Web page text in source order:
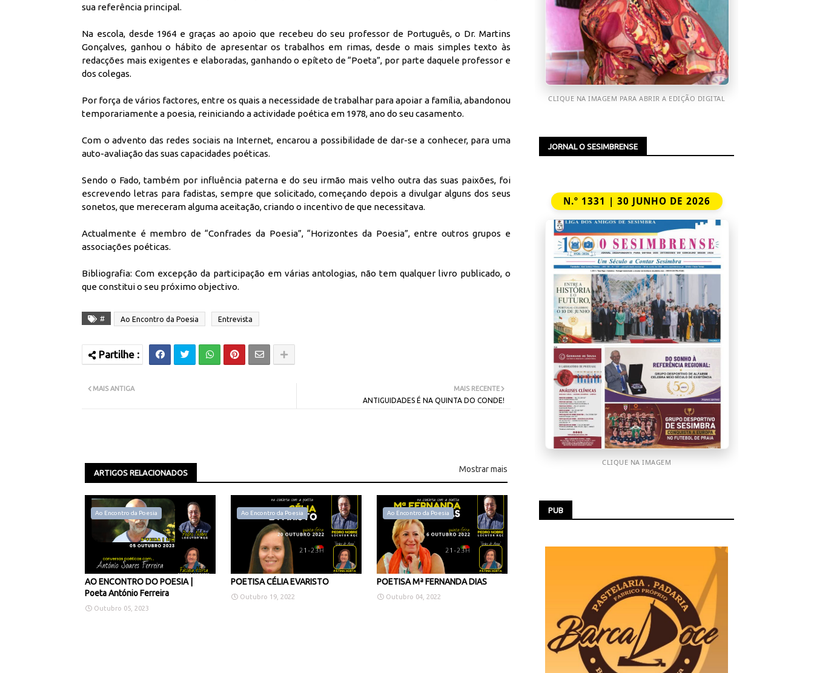
sua referência principal.
Na escola, desde 1964 e graças ao apoio que recebeu do seu professor de Português, o Dr. Martins
Gonçalves, ganhou o hábito de apresentar os trabalhos em rimas, desde o mais simples texto às
redacções mais exigentes e elaboradas, ganhando o epíteto de “Poeta”, por parte daquele professor e
dos colegas.
Por força de vários factores, entre os quais a necessidade de trabalhar para apoiar a família, abandonou
temporariamente a poesia, reiniciando a actividade poética em 1978, ano do seu casamento.
Com o advento das redes sociais na Internet, encarou a possibilidade de dar-se a conhecer, para uma
auto-avaliação das suas capacidades poéticas.
Sendo o Fado, também por influência paterna e do seu irmão mais velho outra das suas paixões, foi
escrevendo letras para fadistas, sempre que solicitado, começando depois a divulgar alguns dos seus
sonetos, que mereceram alguma aceitação, criando o incentivo de que necessitava.
Actualmente é membro de “Confrades da Poesia”, “Horizontes da Poesia”, entre outros grupos e
associações poéticas.
Bibliografia: Com excepção da participação em várias antologias, não tem qualquer livro publicado, o
que constitui o seu próximo objectivo.
# Ao Encontro da Poesia Entrevista
MAIS RECENTE
ANTIGUIDADES É NA QUINTA DO CONDE!
MAIS ANTIGA
ARTIGOS RELACIONADOS Mostrar mais
Ao Encontro da Poesia
AO ENCONTRO DO POESIA |
Poeta António Ferreira
Outubro 05, 2023
Ao Encontro da Poesia
POETISA CÉLIA EVARISTO
Outubro 19, 2022
Ao Encontro da Poesia
POETISA Mª FERNANDA DIAS
Outubro 04, 2022
CLIQUE NA IMAGEM PARA ABRIR A EDIÇÃO DIGITAL
JORNAL O SESIMBRENSE
N.º 1331 | 30 JUNHO DE 2026
CLIQUE NA IMAGEM
PUB